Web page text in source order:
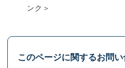
ンク＞
このページに関するお問